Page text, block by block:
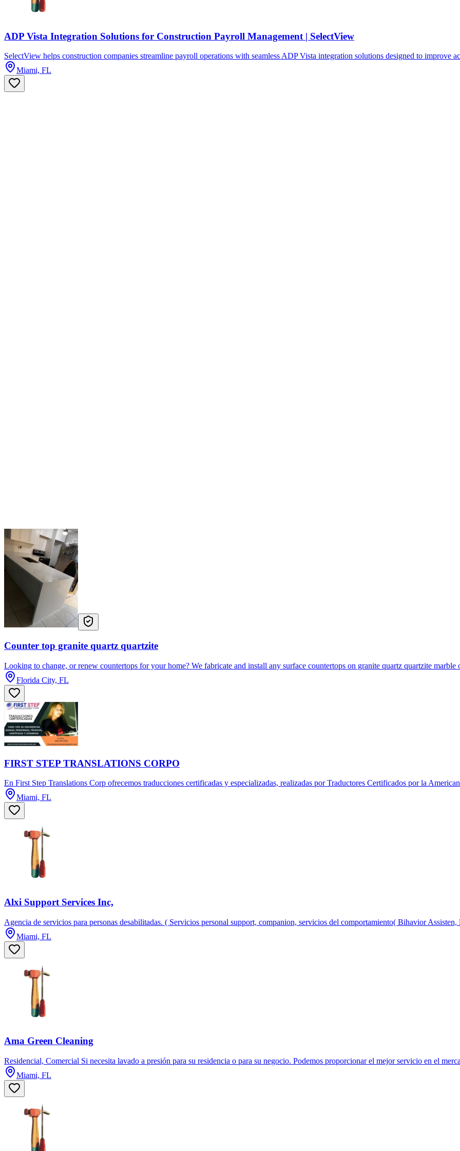
ADP Vista Integration Solutions for Construction Payroll Management | SelectView
SelectView helps construction companies streamline payroll operations with seamless ADP Vista integration solutions designed to improve
Miami, FL
Counter top granite quartz quartzite
Looking to change, or renew countertops for your home? We fabricate and install any surface countertops on granite quartz quartzite marble
Florida City, FL
FIRST STEP TRANSLATIONS CORPO
En First Step Translations Corp ofrecemos traducciones certificadas y especializadas, realizadas por Traductores Certificados por la
Miami, FL
Alxi Support Services Inc,
Agencia de servicios para personas desabilitadas. ( Servicios personal support, companion, servicios del comportamiento( Bihavior Assisten,
Miami, FL
Ama Green Cleaning
Residencial, Comercial Si necesita lavado a presión para su residencia o para su negocio. Podemos proporcionar el mejor servicio en el
Miami, FL